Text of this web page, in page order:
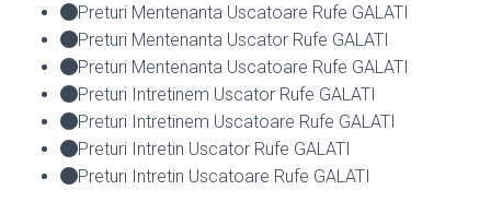
Preturi Mentenanta Uscatoare Rufe GALATI
Preturi Mentenanta Uscator Rufe GALATI
Preturi Mentenanta Uscatoare Rufe GALATI
Preturi Intretinem Uscator Rufe GALATI
Preturi Intretinem Uscatoare Rufe GALATI
Preturi Intretin Uscator Rufe GALATI
Preturi Intretin Uscatoare Rufe GALATI